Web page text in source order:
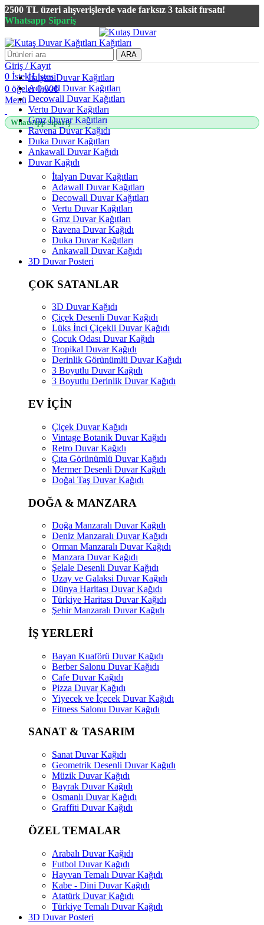
2500 TL üzeri alışverişlerde vade farksız 3 taksit fırsatı!
Whatsapp Sipariş
2500 TL üzeri alışverişlerde vade farksız 3 taksit fırsatı!
ARA
Giriş / Kayıt
0 İstek Listesi
0 öğeler 0,00₺
Menü
WhatsApp Sipariş
İtalyan Duvar Kağıtları
Adawall Duvar Kağıtları
Decowall Duvar Kağıtları
Vertu Duvar Kağıtları
Gmz Duvar Kağıtları
Ravena Duvar Kağıdı
Duka Duvar Kağıtları
Ankawall Duvar Kağıdı
Duvar Kağıdı
İtalyan Duvar Kağıtları
Adawall Duvar Kağıtları
Decowall Duvar Kağıtları
Vertu Duvar Kağıtları
Gmz Duvar Kağıtları
Ravena Duvar Kağıdı
Duka Duvar Kağıtları
Ankawall Duvar Kağıdı
3D Duvar Posteri
ÇOK SATANLAR
3D Duvar Kağıdı
Çiçek Desenli Duvar Kağıdı
Lüks İnci Çiçekli Duvar Kağıdı
Çocuk Odası Duvar Kağıdı
Tropikal Duvar Kağıdı
Derinlik Görünümlü Duvar Kağıdı
3 Boyutlu Duvar Kağıdı
3 Boyutlu Derinlik Duvar Kağıdı
EV İÇİN
Çiçek Duvar Kağıdı
Vintage Botanik Duvar Kağıdı
Retro Duvar Kağıdı
Çıta Görünümlü Duvar Kağıdı
Mermer Desenli Duvar Kağıdı
Doğal Taş Duvar Kağıdı
DOĞA & MANZARA
Doğa Manzaralı Duvar Kağıdı
Deniz Manzaralı Duvar Kağıdı
Orman Manzaralı Duvar Kağıdı
Manzara Duvar Kağıdı
Şelale Desenli Duvar Kağıdı
Uzay ve Galaksi Duvar Kağıdı
Dünya Haritası Duvar Kağıdı
Türkiye Haritası Duvar Kağıdı
Şehir Manzaralı Duvar Kağıdı
İŞ YERLERİ
Bayan Kuaförü Duvar Kağıdı
Berber Salonu Duvar Kağıdı
Cafe Duvar Kağıdı
Pizza Duvar Kağıdı
Yiyecek ve İçecek Duvar Kağıdı
Fitness Salonu Duvar Kağıdı
SANAT & TASARIM
Sanat Duvar Kağıdı
Geometrik Desenli Duvar Kağıdı
Müzik Duvar Kağıdı
Bayrak Duvar Kağıdı
Osmanlı Duvar Kağıdı
Graffiti Duvar Kağıdı
ÖZEL TEMALAR
Arabalı Duvar Kağıdı
Futbol Duvar Kağıdı
Hayvan Temalı Duvar Kağıdı
Kabe - Dini Duvar Kağıdı
Atatürk Duvar Kağıdı
Türkiye Temalı Duvar Kağıdı
3D Duvar Posteri